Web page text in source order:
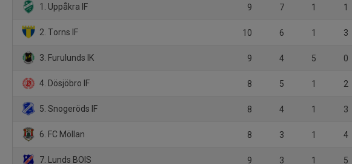
1. Uppåkra IF 9 7 1 1
2. Torns IF 10 6 1 3
3. Furulunds IK 9 4 5 0
4. Dösjöbro IF 8 5 1 2
5. Snogeröds IF 8 4 1 3
6. FC Möllan 8 3 1 4
7. Lunds BOIS 9 3 1 5